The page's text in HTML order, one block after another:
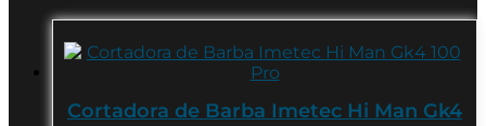
Cortadora de Barba Imetec Hi Man Gk4